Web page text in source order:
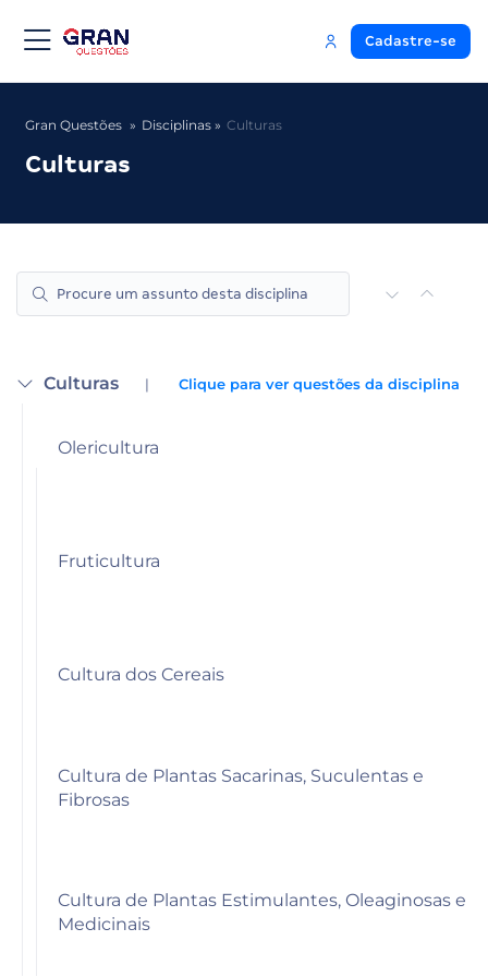
Cadastre-se
Gran Questões Disciplinas Culturas
Culturas
Culturas | Clique para ver questões da disciplina
Olericultura
Fruticultura
Cultura dos Cereais
Cultura de Plantas Sacarinas, Suculentas e
Fibrosas
Cultura de Plantas Estimulantes, Oleaginosas e
Medicinais